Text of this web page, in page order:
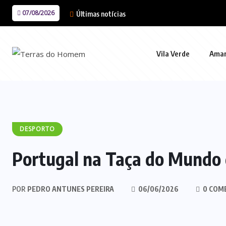
07/08/2026 Últimas notícias
Vila Verde
DESPORTO
Portugal na Taça do
POR PEDRO ANTUNES PEREIRA 06/06/2026 0